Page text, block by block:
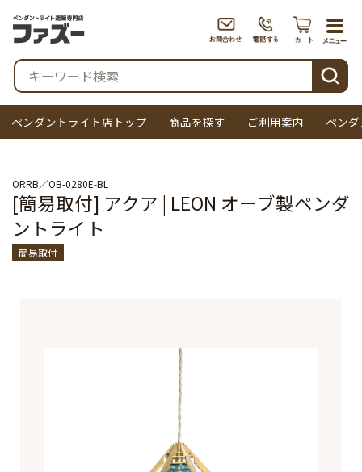
検索
ペンダントライト店トップ 商品を探す ご利用案内 ペン
ORRB OB-0280E-BL
[簡易取付] アクア | LEON オーブ製ペンダ
ントライト
簡易取付